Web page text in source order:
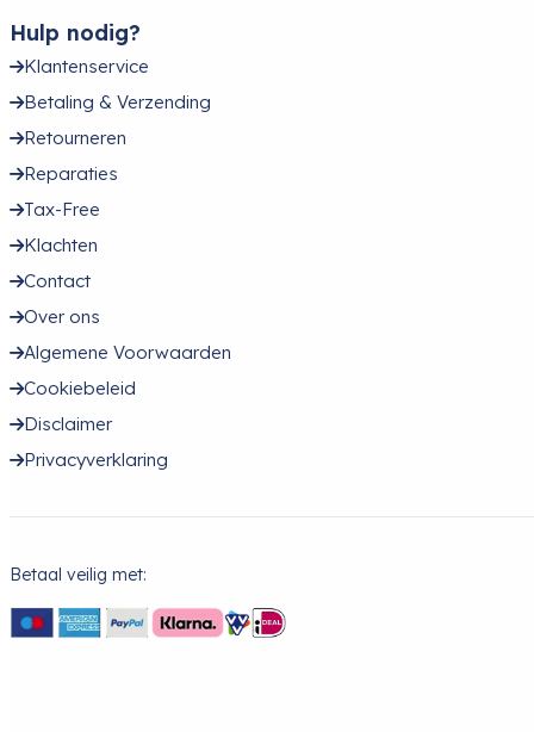
Hulp nodig?
Klantenservice
Betaling & Verzending
Retourneren
Reparaties
Tax-Free
Klachten
Contact
Over ons
Algemene Voorwaarden
Cookiebeleid
Disclaimer
Privacyverklaring
Betaal veilig met: